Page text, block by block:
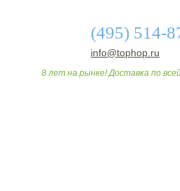
(495) 514-
info@tophop.ru
8 лет на рынке! Доставка по